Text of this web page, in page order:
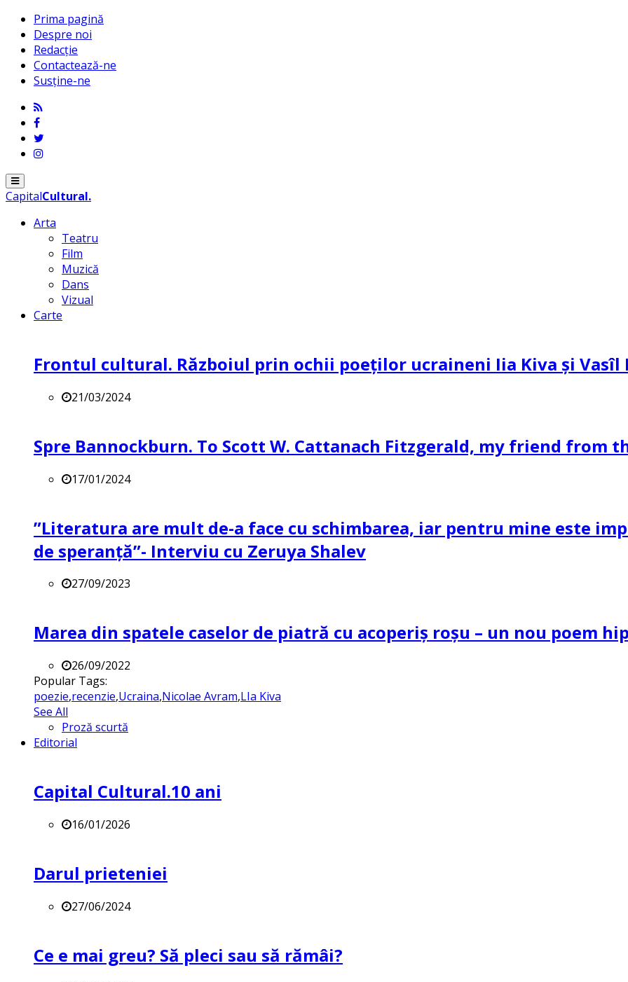
Prima pagină
Despre noi
Redacție
Contactează-ne
Susține-ne
Menu
CapitalCultural.
Arta
Teatru
Film
Muzică
Dans
Vizual
Carte
Frontul cultural. Războiul prin ochii poeților ucraineni Iia Kiva și Vasîl
21/03/2024
Spre Bannockburn. To Scott W. Cattanach Fitzgerald, my friend from
17/01/2024
”Literatura are mult de-a face cu schimbarea, iar pentru mine este
de speranță”- Interviu cu Zeruya Shalev
27/09/2023
Marea din spatele caselor de piatră cu acoperiș roșu – un nou poem
26/09/2022
Popular Tags:
poezie,recenzie,Ucraina,Nicolae Avram,LIa Kiva
See All
Proză scurtă
Editorial
Capital Cultural.10 ani
16/01/2026
Darul prieteniei
27/06/2024
Ce e mai greu? Să pleci sau să rămâi?